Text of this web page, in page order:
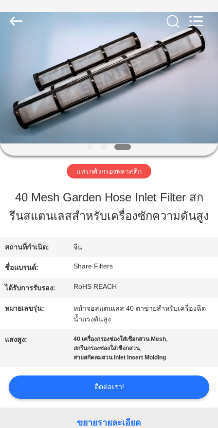
สินค้า
วิดีโอ
เรา
ทัวร์
โรงงาน
การ
ติดต่อ
2026
Share
Group
แทรกตัวกรองพลาสติก
40 Mesh Garden Hose Inlet Filter สก
รีนสแตนเลสสําหรับเครื่องซักความดันสูง
สถานที่กำเนิด: จีน
ชื่อแบรนด์: Share Filters
ได้รับการรับรอง: RoHS REACH
หมายเลขรุ่น:
หน้าจอสแตนเลส 40 ตาข่ายสำหรับเครื่องฉีด
น้ำแรงดันสูง
แสงสูง: 40 เครื่องกรองช่องใส่เชือกสวน Mesh,
สกรีนกรองช่องใส่เชือกสวน,
สายสกัดลมสวน Inlet Insert Molding
ติดต่อเรา!
ขยายรายละเอียด